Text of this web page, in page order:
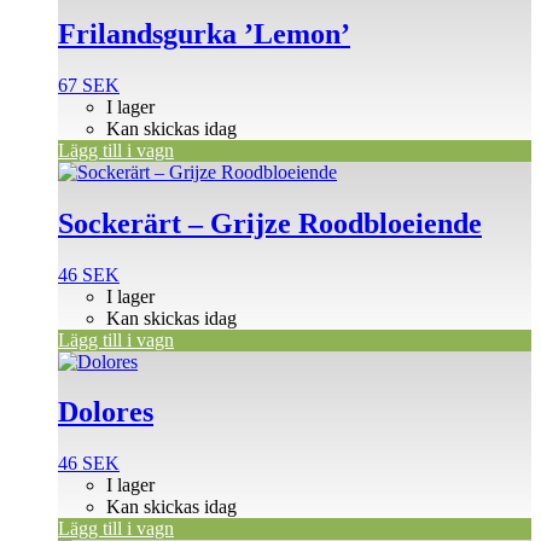
Frilandsgurka ’Lemon’
67 SEK
I lager
Kan skickas idag
Lägg till i vagn
Sockerärt – Grijze Roodbloeiende
46 SEK
I lager
Kan skickas idag
Lägg till i vagn
Dolores
46 SEK
I lager
Kan skickas idag
Lägg till i vagn